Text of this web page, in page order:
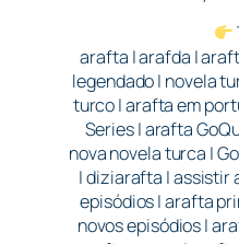
arafta | arafda |
legendado | novela
turco | arafta em
Series | arafta
nova novela turca |
| diziarafta | assistir
episódios | arafta
novos episódios |